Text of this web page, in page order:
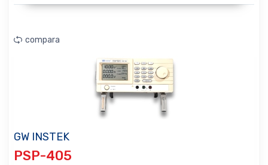
compara
GW INSTEK
PSP-405